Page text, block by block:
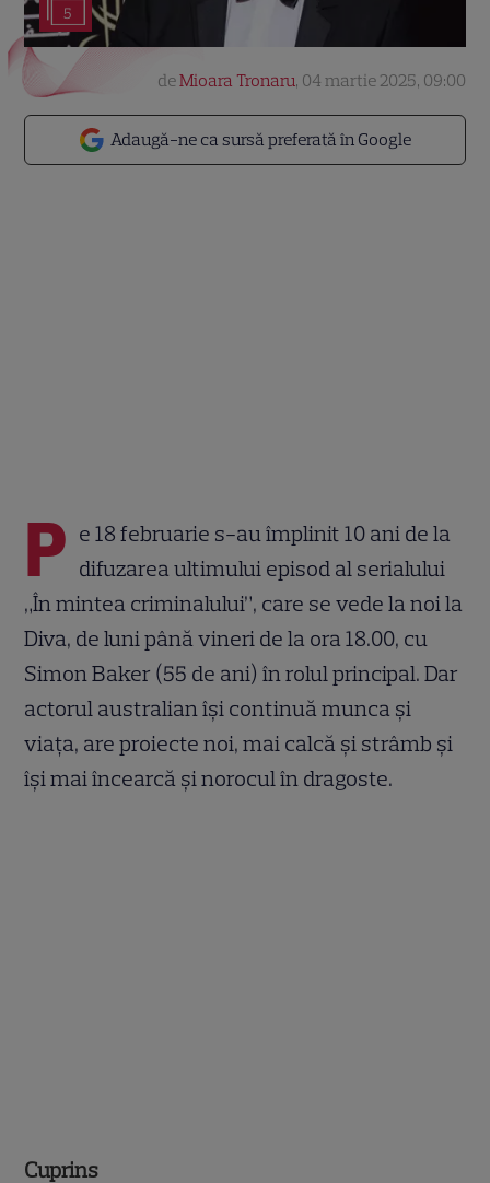
5
Adaugă-ne ca sursă preferată în Google
deMioara Tronaru, 04 martie 2025, 09:00
P e 18 februarie s-au împlinit 10 ani de la
difuzarea ultimului episod al serialului
„În mintea criminalului”, care se vede la noi la
Diva, de luni până vineri de la ora 18.00, cu
Simon Baker (55 de ani) în rolul principal. Dar
actorul australian își continuă munca și
viața, are proiecte noi, mai calcă și strâmb și
își mai încearcă și norocul în dragoste.
Cuprins